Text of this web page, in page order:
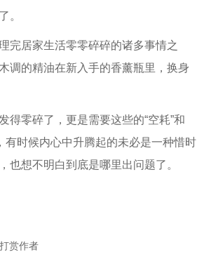
。
完居家生活零零碎碎的诸多事情之
调的精油在新入手的香薰瓶里，换身
零碎了，更是需要这些的“空耗”和
有时候内心中升腾起的未必是一种惜时
也想不明白到底是哪里出问题了。
赏作者